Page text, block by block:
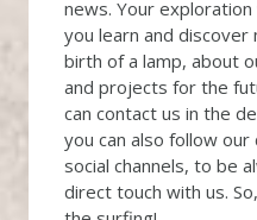
news. Your
you learn and
birth of a lamp, about
and projects for the
can contact us in the
you can also follow
social channels, to be
direct touch with us.